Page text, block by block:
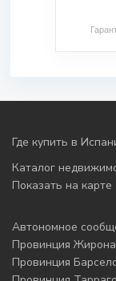
Где купить в
Каталог
Показать на карте
Автономное
Провинция Жирона
Провинция